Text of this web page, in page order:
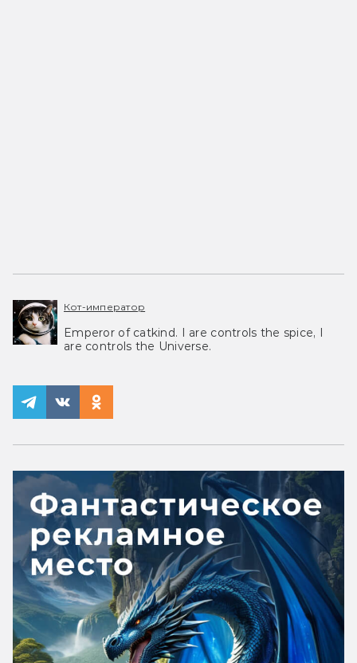
Кот-император
Emperor of catkind. I are controls the spice, I
are controls the Universe.